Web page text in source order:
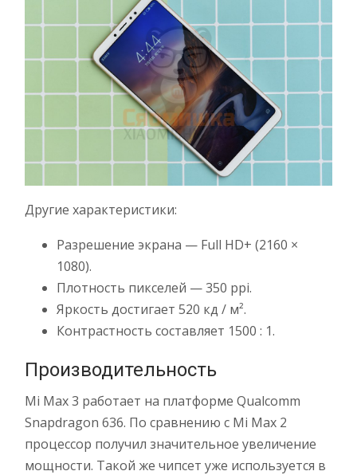
Другие характеристики:
Разрешение экрана — Full HD+ (2160 ×
1080).
Плотность пикселей — 350 ppi.
Яркость достигает 520 кд / м².
Контрастность составляет 1500 : 1.
Производительность
Mi Max 3 работает на платформе Qualcomm
Snapdragon 636. По сравнению с Mi Max 2
процессор получил значительное увеличение
мощности. Такой же чипсет уже используется в